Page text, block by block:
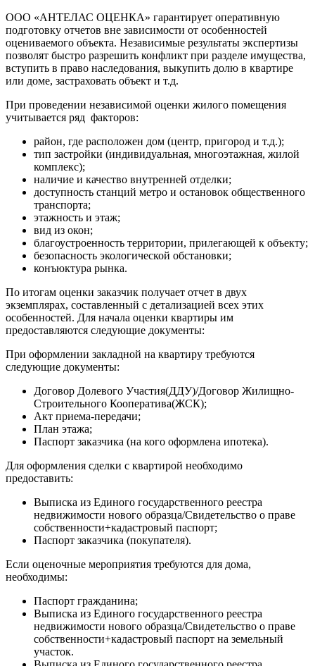
ООО «АНТЕЛАС ОЦЕНКА» гарантирует оперативную
подготовку отчетов вне зависимости от особенностей
оцениваемого объекта. Независимые результаты экспертизы
позволят быстро разрешить конфликт при разделе имущества,
вступить в право наследования, выкупить долю в квартире
или доме, застраховать объект и т.д.
При проведении независимой оценки жилого помещения
учитывается ряд факторов:
район, где расположен дом (центр, пригород и т.д.);
тип застройки (индивидуальная, многоэтажная, жилой
комплекс);
наличие и качество внутренней отделки;
доступность станций метро и остановок общественного
транспорта;
этажность и этаж;
вид из окон;
благоустроенность территории, прилегающей к объекту;
безопасность экологической обстановки;
конъюктура рынка.
По итогам оценки заказчик получает отчет в двух
экземплярах, составленный с детализацией всех этих
особенностей. Для начала оценки квартиры им
предоставляются следующие документы:
При оформлении закладной на квартиру требуются
следующие документы:
Договор Долевого Участия(ДДУ)/Договор Жилищно-
Строительного Кооператива(ЖСК);
Акт приема-передачи;
План этажа;
Паспорт заказчика (на кого оформлена ипотека).
Для оформления сделки с квартирой необходимо
предоставить:
Выписка из Единого государственного реестра
недвижимости нового образца/Свидетельство о праве
собственности+кадастровый паспорт;
Паспорт заказчика (покупателя).
Если оценочные мероприятия требуются для дома,
необходимы:
Паспорт гражданина;
Выписка из Единого государственного реестра
недвижимости нового образца/Свидетельство о праве
собственности+кадастровый паспорт на земельный
участок.